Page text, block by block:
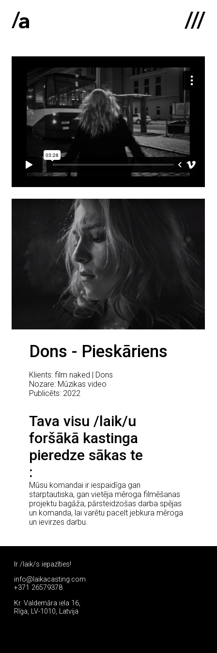
:
Sākums
Par mums
Kontakti
Portfolio
Dons - Pieskāriens
Klients: film naked | Dons
Nozare: Mūzikas video
Publicēts: 2022
Tava visu /laik/u
foršākā kastinga
pieredze sākas te
Mūsu komandai ir iespaidīga gan
starptautiska, gan vietēja mēroga filmēšanas
projektu bagāža, pārsteidzošas darba spējas
un komanda, lai varētu pacelt jebkura mēroga
un ievirzes darbu.
Ir /laik/s iepazīties!
info@laikacasting.com
+371 26579378
Kr. Valdemāra iela 16,
Rīga, LV-1010, Latvija